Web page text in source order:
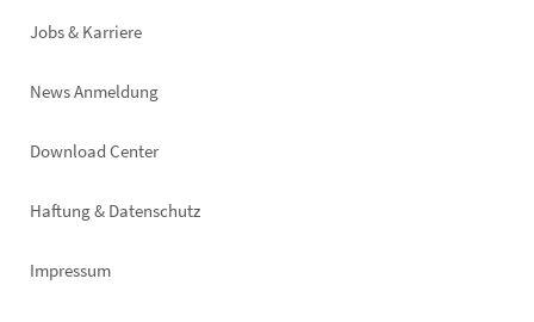
Jobs & Karriere
News Anmeldung
Footer
Download Center
Haftung & Datenschutz
Impressum